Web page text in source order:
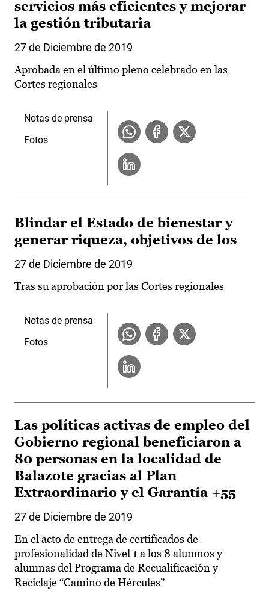
servicios más eficientes y mejorar
la gestión tributaria
27 de Diciembre de 2019
Aprobada en el último pleno celebrado en las
Cortes regionales
Notas de prensa
Fotos
Blindar el Estado de bienestar y
generar riqueza, objetivos de los
27 de Diciembre de 2019
Tras su aprobación por las Cortes regionales
Notas de prensa
Fotos
Las políticas activas de empleo del
Gobierno regional beneficiaron a
80 personas en la localidad de
Balazote gracias al Plan
Extraordinario y el Garantía +55
27 de Diciembre de 2019
En el acto de entrega de certificados de
profesionalidad de Nivel 1 a los 8 alumnos y
alumnas del Programa de Recualificación y
Reciclaje “Camino de Hércules”